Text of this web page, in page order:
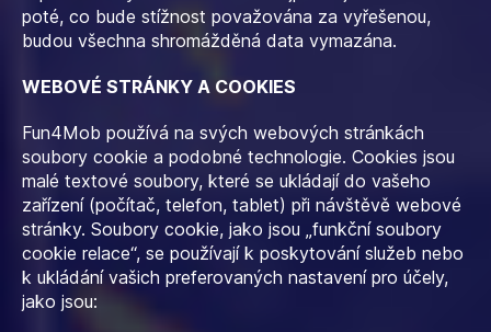
poté, co bude stížnost považována za vyřešenou,
budou všechna shromážděná data vymazána.
WEBOVÉ STRÁNKY A COOKIES
Fun4Mob používá na svých webových stránkách
soubory cookie a podobné technologie. Cookies jsou
malé textové soubory, které se ukládají do vašeho
zařízení (počítač, telefon, tablet) při návštěvě webové
stránky. Soubory cookie, jako jsou „funkční soubory
cookie relace“, se používají k poskytování služeb nebo
k ukládání vašich preferovaných nastavení pro účely,
jako jsou: